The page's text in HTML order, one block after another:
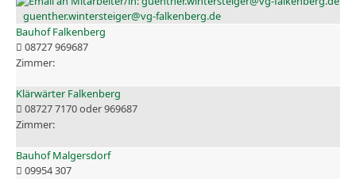
guenther.wintersteiger@vg-falkenberg.de
Bauhof Falkenberg
08727 969687
Klärwärter Falkenberg
08727 7170 oder 969687
Bauhof Malgersdorf
09954 307